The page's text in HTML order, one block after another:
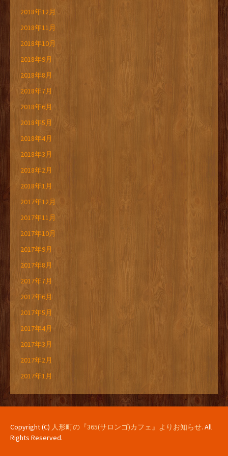
2018年12月
2018年11月
2018年10月
2018年9月
2018年8月
2018年7月
2018年6月
2018年5月
2018年4月
2018年3月
2018年2月
2018年1月
2017年12月
2017年11月
2017年10月
2017年9月
2017年8月
2017年7月
2017年6月
2017年5月
2017年4月
2017年3月
2017年2月
2017年1月
Copyright (C) 人形町の『365(サロンゴ)カフェ』よりお知らせ. All
Rights Reserved.